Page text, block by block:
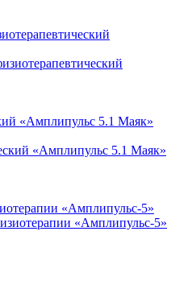
«Амплипульс 5.1 Маяк»
«Амплипульс-5»